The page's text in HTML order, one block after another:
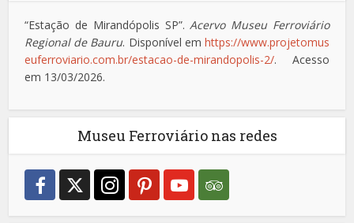
“Estação de Mirandópolis SP”.Acervo Museu Ferroviário
Regional de Bauru. Disponível em https://www.projetomus
euferroviario.com.br/estacao-de-mirandopolis-2/. Acesso
em 13/03/2026.
Museu Ferroviário nas redes